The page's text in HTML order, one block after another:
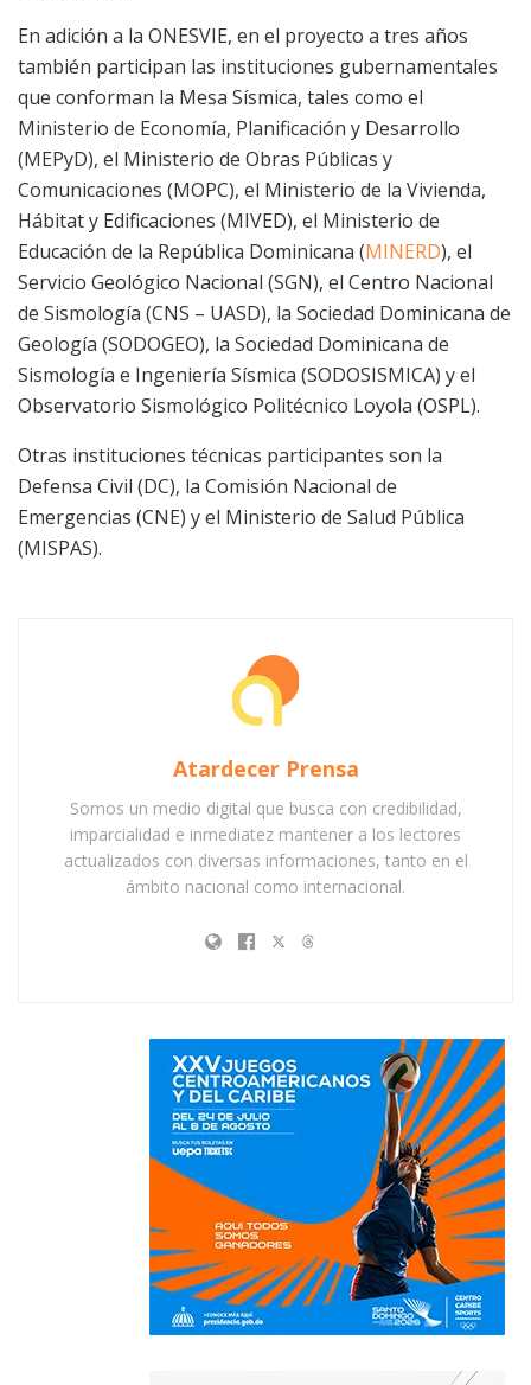
En adición a la ONESVIE, en el proyecto a tres años
también participan las instituciones gubernamentales
que conforman la Mesa Sísmica, tales como el
Ministerio de Economía, Planificación y Desarrollo
(MEPyD), el Ministerio de Obras Públicas y
Comunicaciones (MOPC), el Ministerio de la Vivienda,
Hábitat y Edificaciones (MIVED), el Ministerio de
Educación de la República Dominicana (MINERD), el
Servicio Geológico Nacional (SGN), el Centro Nacional
de Sismología (CNS – UASD), la Sociedad Dominicana de
Geología (SODOGEO), la Sociedad Dominicana de
Sismología e Ingeniería Sísmica (SODOSISMICA) y el
Observatorio Sismológico Politécnico Loyola (OSPL).
Otras instituciones técnicas participantes son la
Defensa Civil (DC), la Comisión Nacional de
Emergencias (CNE) y el Ministerio de Salud Pública
(MISPAS).
Atardecer Prensa
Somos un medio digital que busca con credibilidad,
imparcialidad e inmediatez mantener a los lectores
actualizados con diversas informaciones, tanto en el
ámbito nacional como internacional.